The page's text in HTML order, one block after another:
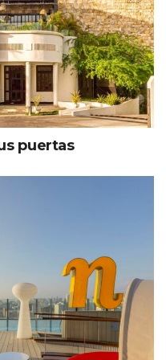
en Instagram
Una publicación compartida por MDC – The Event Planners Magazine (@mdc_magazine)
Guadalajara
Studios
puertas